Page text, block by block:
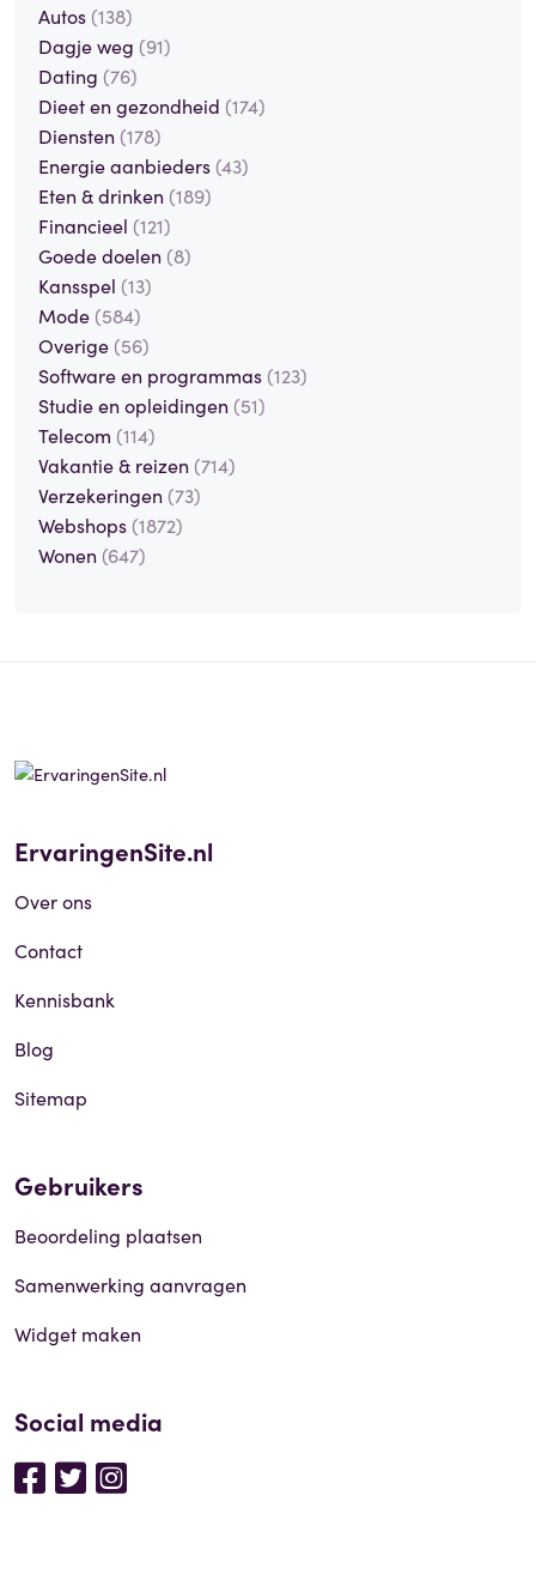
Autos (138)
Dagje weg (91)
Dating (76)
Dieet en gezondheid (174)
Diensten (178)
Energie aanbieders (43)
Eten & drinken (189)
Financieel (121)
Goede doelen (8)
Kansspel (13)
Mode (584)
Overige (56)
Software en programmas (123)
Studie en opleidingen (51)
Telecom (114)
Vakantie & reizen (714)
Verzekeringen (73)
Webshops (1872)
Wonen (647)
ErvaringenSite.nl
Over ons
Contact
Kennisbank
Blog
Sitemap
Gebruikers
Beoordeling plaatsen
Samenwerking aanvragen
Widget maken
Social media